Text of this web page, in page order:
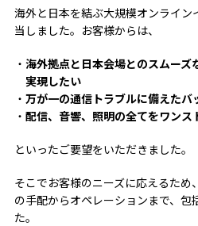
海外と日本を結ぶ大規模オンライン
当しました。お客様からは、
海外拠点と日本会場とのスムーズ
実現したい
万が一の通信トラブルに備えた
配信、音響、照明の全てをワンス
といったご要望をいただきました。
そこでお客様のニーズに応えるた
の手配からオペレーションまで、包
た。